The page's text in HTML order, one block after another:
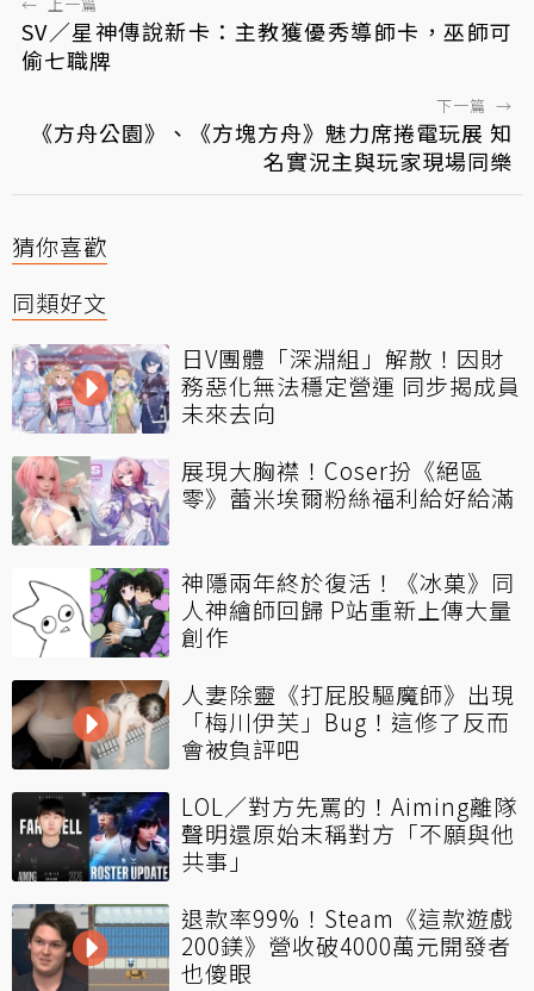
← 上一篇
SV／星神傳說新卡：主教獲優秀導師卡，巫師可
偷七職牌
下一篇 →
《方舟公園》、《方塊方舟》魅力席捲電玩展 知
名實況主與玩家現場同樂
猜你喜歡
同類好文
日V團體「深淵組」解散！因財
務惡化無法穩定營運 同步揭成員
未來去向
展現大胸襟！Coser扮《絕區
零》蕾米埃爾粉絲福利給好給滿
神隱兩年終於復活！《冰菓》同
人神繪師回歸 P站重新上傳大量
創作
人妻除靈《打屁股驅魔師》出現
「梅川伊芙」Bug！這修了反而
會被負評吧
LOL／對方先罵的！Aiming離隊
聲明還原始末稱對方「不願與他
共事」
退款率99%！Steam《這款遊戲
200鎂》營收破4000萬元開發者
也傻眼